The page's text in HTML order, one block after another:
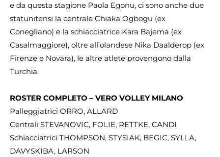
e da questa stagione Paola Egonu, ci sono anche due
statunitensi la centrale Chiaka Ogbogu (ex
Conegliano) e la schiacciatrice Kara Bajema (ex
Casalmaggiore), oltre all’olandese Nika Daalderop (ex
Firenze e Novara), le altre atlete provengono dalla
Turchia.
ROSTER COMPLETO – VERO VOLLEY MILANO
Palleggiatrici ORRO, ALLARD
Centrali STEVANOVIC, FOLIE, RETTKE, CANDI
Schiacciatrici THOMPSON, STYSIAK, BEGIC, SYLLA,
DAVYSKIBA, LARSON